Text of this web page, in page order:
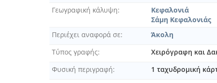
[Κάρτ Ποστάλ] Ταχυδρομική
[Κάρτ Ποστάλ] Ταχυδρομική
[Κάρτ Ποστάλ] Ταχυδρομική
[Κάρτ Ποστάλ] Ταχυδρομική
[Κάρτ Ποστάλ] Ταχυδρομική
[Κάρτ Ποστάλ] Ταχυδρομική
[Κάρτ Ποστάλ] Ταχυδρομική
Γεωγραφική κάλυψη
Κεφαλονιά
Σάμη Κεφαλονιάς
Περιέχει αναφορά σε
Άκολη
Τύπος γραφής
Χειρόγραφη και
Φυσική περιγραφή
1 ταχυδρομική